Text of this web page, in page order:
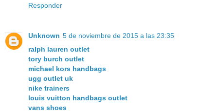
Responder
Unknown 5 de noviembre de 2015 a las 23:35
ralph lauren outlet
tory burch outlet
michael kors handbags
ugg outlet uk
nike trainers
louis vuitton handbags outlet
vans shoes